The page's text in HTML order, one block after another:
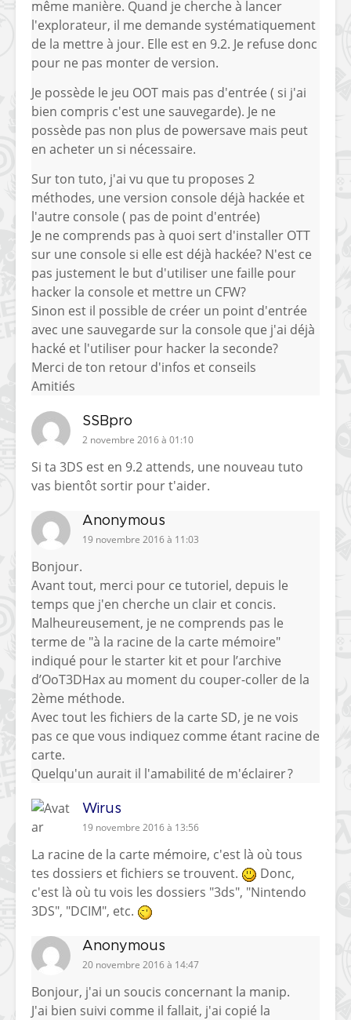
même manière. Quand je cherche à lancer
l'explorateur, il me demande systématiquement
de la mettre à jour. Elle est en 9.2. Je refuse donc
pour ne pas monter de version.
Je possède le jeu OOT mais pas d'entrée ( si j'ai
bien compris c'est une sauvegarde). Je ne
possède pas non plus de powersave mais peut
en acheter un si nécessaire.
Sur ton tuto, j'ai vu que tu proposes 2
méthodes, une version console déjà hackée et
l'autre console ( pas de point d'entrée)
Je ne comprends pas à quoi sert d'installer OTT
sur une console si elle est déjà hackée? N'est ce
pas justement le but d'utiliser une faille pour
hacker la console et mettre un CFW?
Sinon est il possible de créer un point d'entrée
avec une sauvegarde sur la console que j'ai déjà
hacké et l'utiliser pour hacker la seconde?
Merci de ton retour d'infos et conseils
Amitiés
SSBpro
2 novembre 2016 à 01:10
Si ta 3DS est en 9.2 attends, une nouveau tuto
vas bientôt sortir pour t'aider.
Anonymous
19 novembre 2016 à 11:03
Bonjour.
Avant tout, merci pour ce tutoriel, depuis le
temps que j'en cherche un clair et concis.
Malheureusement, je ne comprends pas le
terme de "à la racine de la carte mémoire"
indiqué pour le starter kit et pour l’archive
d’OoT3DHax au moment du couper-coller de la
2ème méthode.
Avec tout les fichiers de la carte SD, je ne vois
pas ce que vous indiquez comme étant racine de
carte.
Quelqu'un aurait il l'amabilité de m'éclairer ?
Wirus
19 novembre 2016 à 13:56
La racine de la carte mémoire, c'est là où tous
tes dossiers et fichiers se trouvent.
Donc,
c'est là où tu vois les dossiers "3ds", "Nintendo
3DS", "DCIM", etc.
Anonymous
20 novembre 2016 à 14:47
Bonjour, j'ai un soucis concernant la manip.
J'ai bien suivi comme il fallait, j'ai copié la